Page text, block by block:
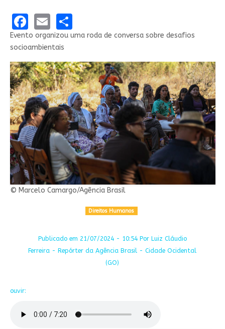
Facebook
EmailShare
Evento organizou uma roda de conversa sobre desafios
socioambientais
© Marcelo Camargo/Agência Brasil
Direitos Humanos
Publicado em 21/07/2024 - 10:54 Por Luiz Cláudio
Ferreira - Repórter da Agência Brasil - Cidade Ocidental
(GO)
ouvir: